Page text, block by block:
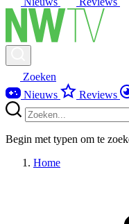
Zoeken
Nieuws
Reviews
Begin met typen om te
Home